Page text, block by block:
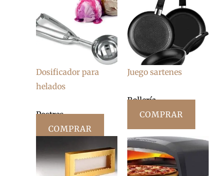
Dosificador para
helados
Postres
COMPRAR
Juego sartenes
Bollería
COMPRAR